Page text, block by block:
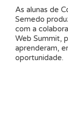
As alunas de
Semedo
com a
Web Summit,
aprenderam,
oportunidade.